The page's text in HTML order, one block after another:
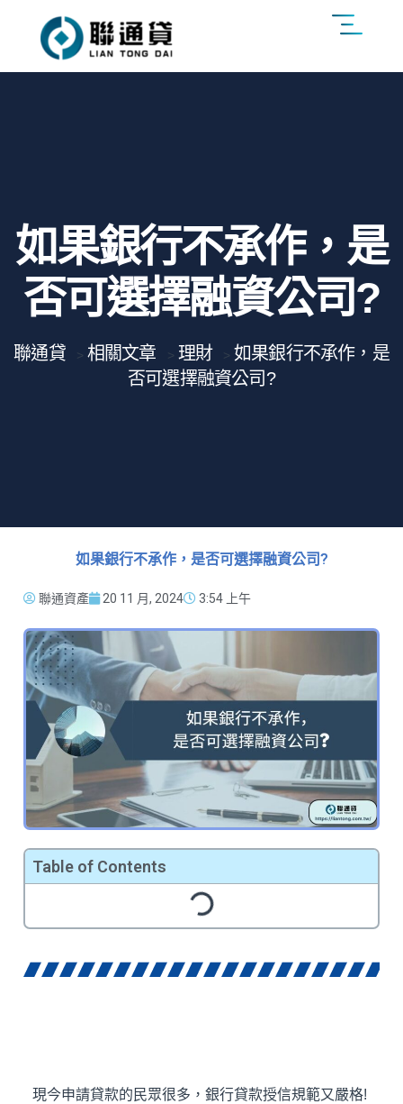
如果銀行不承作，是
否可選擇融資公司?
聯通貸 > 相關文章 > 理財 > 如果銀行不承作，是
否可選擇融資公司?
如果銀行不承作，是否可選擇融資公司?
聯通資產 20 11 月, 2024 3:54 上午
Table of Contents
現今申請貸款的民眾很多，銀行貸款授信規範又嚴格!